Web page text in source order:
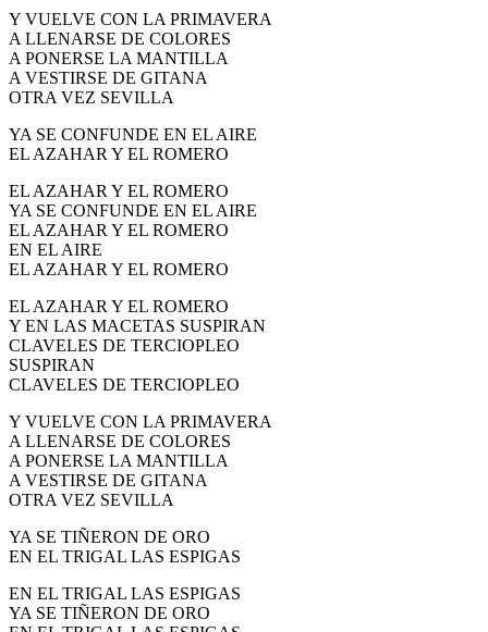
Y VUELVE CON LA PRIMAVERA
A LLENARSE DE COLORES
A PONERSE LA MANTILLA
A VESTIRSE DE GITANA
OTRA VEZ SEVILLA
YA SE CONFUNDE EN EL AIRE
EL AZAHAR Y EL ROMERO
EL AZAHAR Y EL ROMERO
YA SE CONFUNDE EN EL AIRE
EL AZAHAR Y EL ROMERO
EN EL AIRE
EL AZAHAR Y EL ROMERO
EL AZAHAR Y EL ROMERO
Y EN LAS MACETAS SUSPIRAN
CLAVELES DE TERCIOPLEO
SUSPIRAN
CLAVELES DE TERCIOPLEO
Y VUELVE CON LA PRIMAVERA
A LLENARSE DE COLORES
A PONERSE LA MANTILLA
A VESTIRSE DE GITANA
OTRA VEZ SEVILLA
YA SE TIÑERON DE ORO
EN EL TRIGAL LAS ESPIGAS
EN EL TRIGAL LAS ESPIGAS
YA SE TIÑERON DE ORO